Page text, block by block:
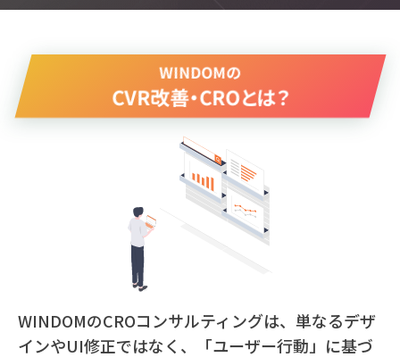
WINDOMの
CVR改善・CROとは？
WINDOMのCROコンサルティングは、単なるデザ
インやUI修正ではなく、「ユーザー行動」に基づ